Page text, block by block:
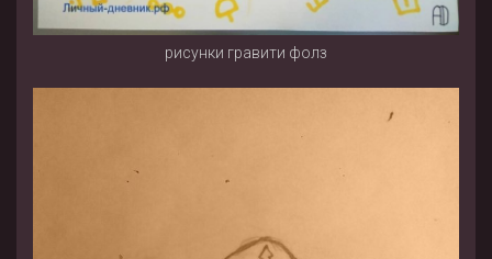
рисунки гравити фолз